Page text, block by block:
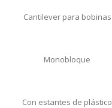
Cantilever para bobinas
Monobloque
Con estantes de plástico